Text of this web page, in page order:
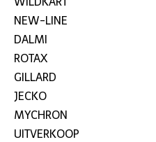
NEW-LINE
DALMI
ROTAX
GILLARD
JECKO
MYCHRON
UITVERKOOP